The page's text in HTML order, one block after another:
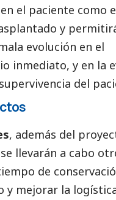
el paciente como
y
evolución en el
inmediato, y en la
del
, además del
llevarán a cabo
de
y mejorar la